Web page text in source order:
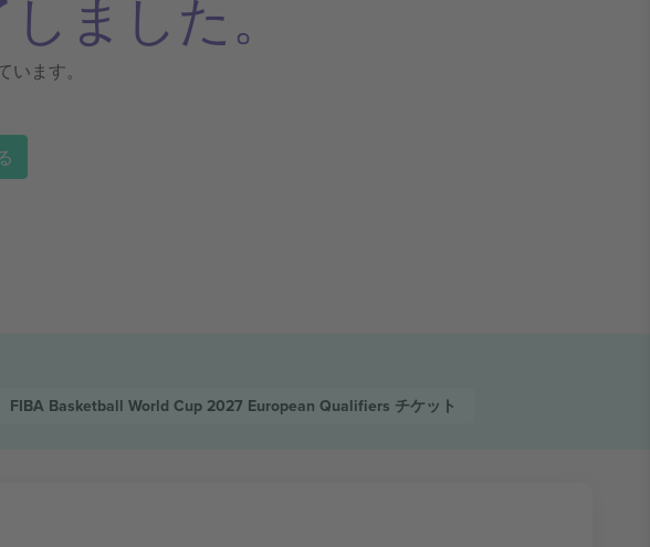
ました。
ます。
FIBA Basketball World Cup 2027 European Qualifiers チケット